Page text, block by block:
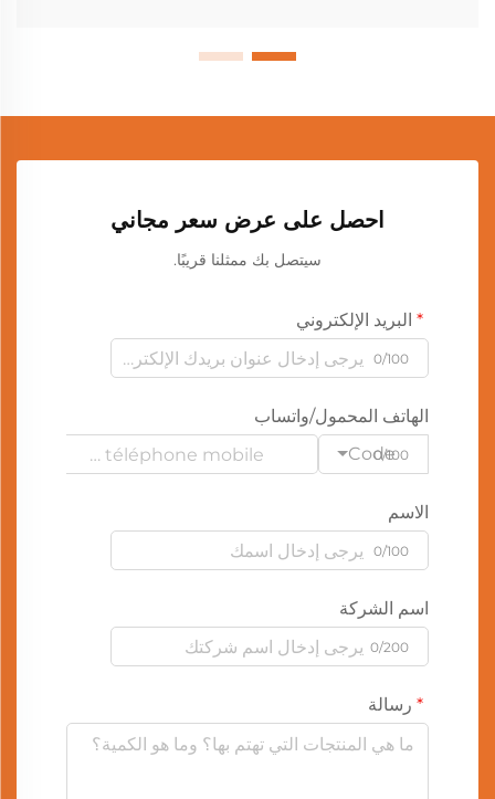
احصل على عرض سعر مجاني
سيتصل بك ممثلنا قريبًا.
البريد الإلكتروني
0/100
الهاتف المحمول/واتساب
Code
0/100
الاسم
0/100
اسم الشركة
0/200
رسالة